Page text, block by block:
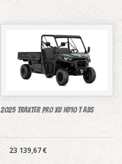
2025 Traxter PRO XU HD10 T ABS
23 139,67 €